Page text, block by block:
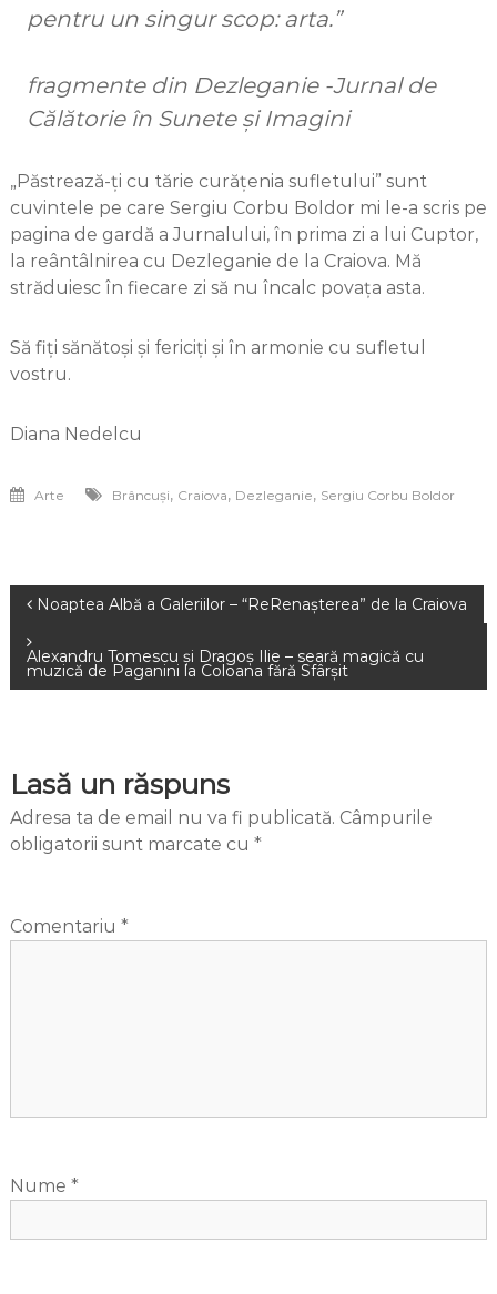
pentru un singur scop: arta.”
fragmente din Dezleganie -Jurnal de
Călătorie în Sunete și Imagini
„Păstrează-ți cu tărie curățenia sufletului” sunt
cuvintele pe care Sergiu Corbu Boldor mi le-a scris pe
pagina de gardă a Jurnalului, în prima zi a lui Cuptor,
la reântâlnirea cu Dezleganie de la Craiova. Mă
străduiesc în fiecare zi să nu încalc povața asta.
Să fiți sănătoși și fericiți și în armonie cu sufletul
vostru.
Diana Nedelcu
Arte Brâncuși, Craiova, Dezleganie, Sergiu Corbu Boldor
Navigare
în
Noaptea Albă a Galeriilor – “ReRenașterea” de la Craiova
Alexandru Tomescu și Dragoș Ilie – seară magică cu
muzică de Paganini la Coloana fără Sfârșit
Lasă un răspuns
Adresa ta de email nu va fi publicată. Câmpurile
obligatorii sunt marcate cu *
Comentariu *
Nume *